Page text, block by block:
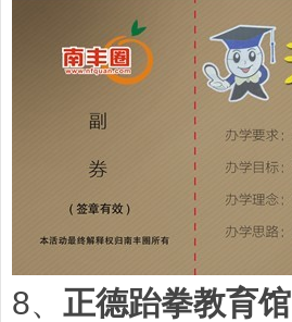
8、 正德跆拳教育馆